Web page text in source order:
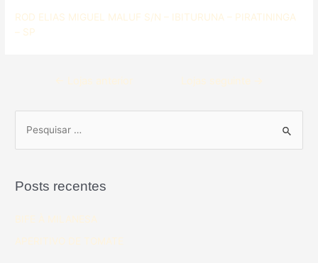
ROD ELIAS MIGUEL MALUF S/N – IBITURUNA – PIRATININGA
– SP
← Lojas anterior Lojas seguinte →
Posts recentes
BIFE À MILANESA
APERITIVO DE TOMATE